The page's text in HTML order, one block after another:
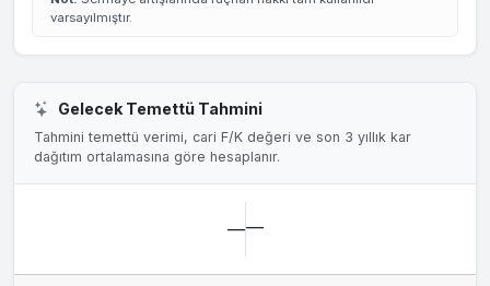
varsayılmıştır.
Gelecek Temettü Tahmini
Tahmini temettü verimi, cari F/K değeri ve son 3 yıllık kar
dağıtım ortalamasına göre hesaplanır.
——